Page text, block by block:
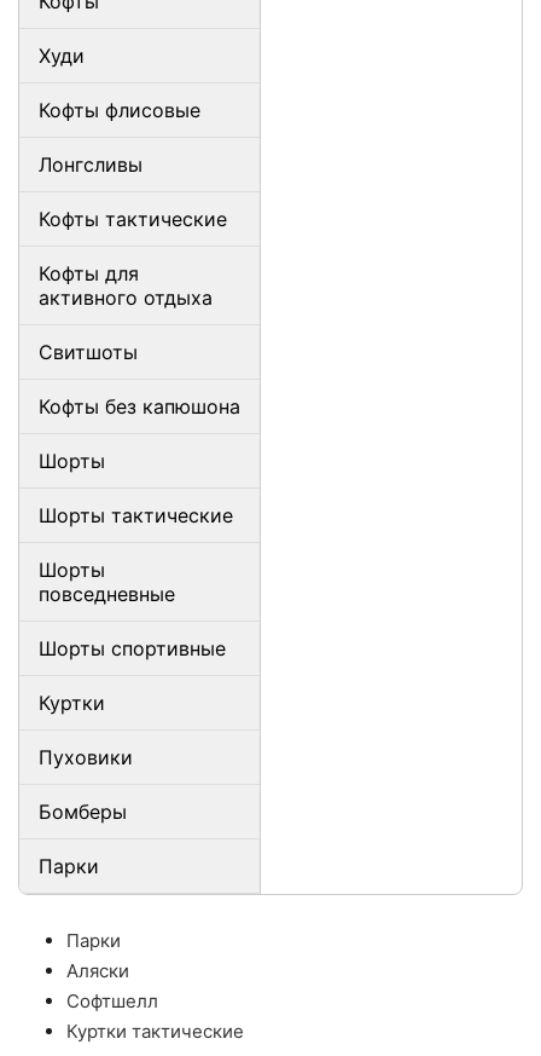
Худи
Кофты флисовые
Лонгсливы
Кофты тактические
Кофты для
активного отдыха
Свитшоты
Кофты без капюшона
Шорты
Шорты тактические
Шорты
повседневные
Шорты спортивные
Куртки
Пуховики
Бомберы
Парки
Парки
Аляски
Софтшелл
Куртки тактические